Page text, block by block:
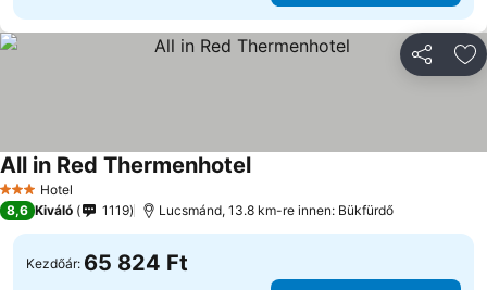
3 Kategória
Hotel
All in Red Thermenhotel
8,6 Kiváló 1119 Lucsmánd, 13.8 km-re innen: Bükfürdő
Kezdőár: 65 824 Ft